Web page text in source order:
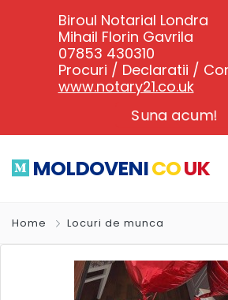
MOLDOVENICOUK
Home Locuri de munca
Biroul Notarial Londra
Mihail Florin Gavrila
07853 430310
Procuri / Declaratii /
www.notary21.co.uk
Suna acum!